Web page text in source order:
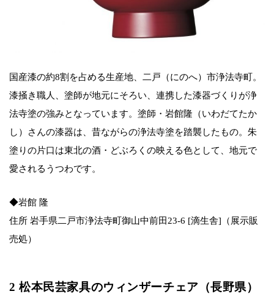
国産漆の約8割を占める生産地、二戸（にのへ）市浄法寺町。
漆掻き職人、塗師が地元にそろい、連携した漆器づくりが浄
法寺塗の強みとなっています。塗師・岩館隆（いわだてたか
し）さんの漆器は、昔ながらの浄法寺塗を踏襲したもの。朱
塗りの片口は東北の酒・どぶろくの映える色として、地元で
愛されるうつわです。
◆岩館 隆
住所 岩手県二戸市浄法寺町御山中前田23-6 [滴生舎]（展示販
売処）
2 松本民芸家具のウィンザーチェア（長野県）